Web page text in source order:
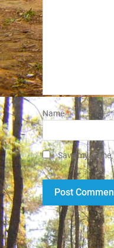
Name*
Save my